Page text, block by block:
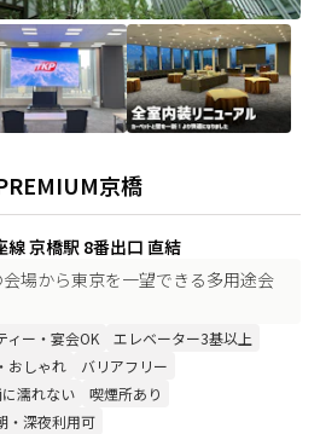
京橋
線 京橋駅 8番出口 直結
場から東京を一望できる多用途会
ィー・宴会OK
エレベーター3基以上
おしゃれ
バリアフリー
濡れない
喫煙所あり
・深夜利用可